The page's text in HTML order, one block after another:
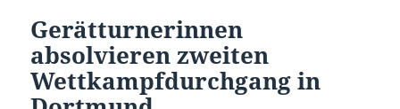
Gerätturnerinnen
absolvieren zweiten
Wettkampfdurchgang in